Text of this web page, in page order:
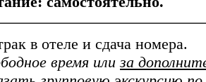
в отеле и сдача номера.
время илиза